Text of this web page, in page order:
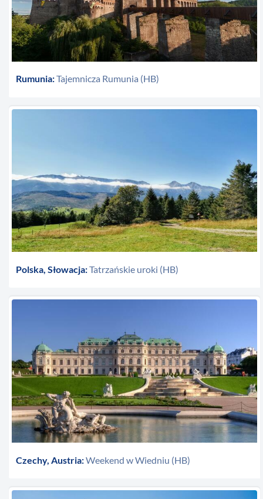
Rumunia:Tajemnicza Rumunia (HB)
Polska, Słowacja:Tatrzańskie uroki (HB)
Czechy, Austria:Weekend w Wiedniu (HB)